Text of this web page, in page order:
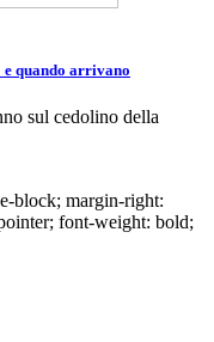
e quando arrivano
sul cedolino della
block; margin-right:
font-weight: bold;